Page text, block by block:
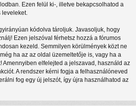
Ezen felül ki-, illetve bekapcsolhatod a
kódolva tároljuk. Javasoljuk, hogy
Ezen jelszóval férhetsz hozzá a fórumos
kezeld. Semmilyen körülmények közt ne
ha az az oldal üzemeltetője is, vagy ha a
Amennyiben elfelejted a jelszavad, használd az
A rendszer kérni fogja a felhasználóneved
fog egy új jelszót, így újra használhatod az